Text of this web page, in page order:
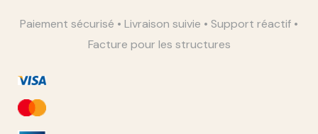
Paiement sécurisé • Livraison suivie • Support réactif •
Facture pour les structures